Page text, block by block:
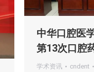
中华口腔医
第13次口腔
学术资讯 cndent